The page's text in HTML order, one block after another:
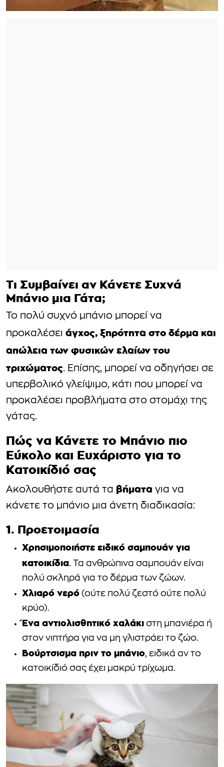
Τι Συμβαίνει αν Κάνετε Συχνά
Μπάνιο μια Γάτα;
Το πολύ συχνό μπάνιο μπορεί να
προκαλέσει άγχος, ξηρότητα στο δέρμα και
απώλεια των φυσικών ελαίων του
τριχώματος. Επίσης, μπορεί να οδηγήσει σε
υπερβολικό γλείψιμο, κάτι που μπορεί να
προκαλέσει προβλήματα στο στομάχι της
γάτας.
Πώς να Κάνετε το Μπάνιο πιο
Εύκολο και Ευχάριστο για το
Κατοικίδιό σας
Ακολουθήστε αυτά τα βήματα για να
κάνετε το μπάνιο μια άνετη διαδικασία:
1. Προετοιμασία
Χρησιμοποιήστε ειδικό σαμπουάν για
κατοικίδια. Τα ανθρώπινα σαμπουάν είναι
πολύ σκληρά για το δέρμα των ζώων.
Χλιαρό νερό (ούτε πολύ ζεστό ούτε πολύ
κρύο).
Ένα αντιολισθητικό χαλάκι στη μπανιέρα ή
στον νιπτήρα για να μη γλιστράει το ζώο.
Βούρτσισμα πριν το μπάνιο, ειδικά αν το
κατοικίδιό σας έχει μακρύ τρίχωμα.